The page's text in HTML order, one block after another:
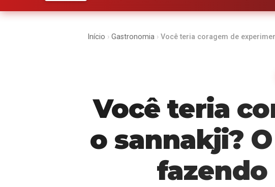
Início › Gastronomia › Você teria coragem de
Você teria
o sannakji?
fazendo